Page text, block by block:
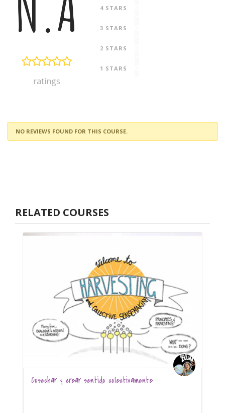
ratings
4 STARS
3 STARS
2 STARS
1 STARS
NO REVIEWS FOUND FOR THIS COURSE.
RELATED COURSES
Cosechar y crear sentido colectivamente